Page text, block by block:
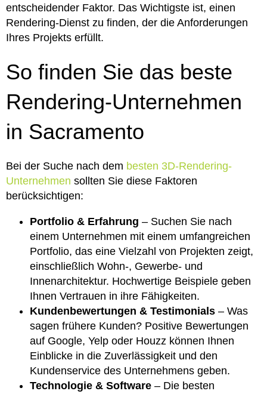
entscheidender Faktor. Das Wichtigste ist, einen
Rendering-Dienst zu finden, der die Anforderungen
Ihres Projekts erfüllt.
So finden Sie das beste
Rendering-Unternehmen
in Sacramento
Bei der Suche nach dem besten 3D-Rendering-
Unternehmen sollten Sie diese Faktoren
berücksichtigen:
Portfolio & Erfahrung – Suchen Sie nach
einem Unternehmen mit einem umfangreichen
Portfolio, das eine Vielzahl von Projekten zeigt,
einschließlich Wohn-, Gewerbe- und
Innenarchitektur. Hochwertige Beispiele geben
Ihnen Vertrauen in ihre Fähigkeiten.
Kundenbewertungen & Testimonials – Was
sagen frühere Kunden? Positive Bewertungen
auf Google, Yelp oder Houzz können Ihnen
Einblicke in die Zuverlässigkeit und den
Kundenservice des Unternehmens geben.
Technologie & Software – Die besten